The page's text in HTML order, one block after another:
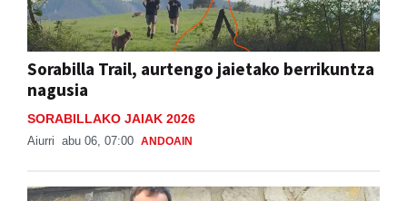
Sorabilla Trail, aurtengo jaietako berrikuntza
nagusia
SORABILLAKO JAIAK 2026
Aiurri abu 06, 07:00 ANDOAIN